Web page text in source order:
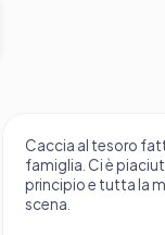
Caccia al tesoro
famiglia. Ci è
principio e tutta la
scena.